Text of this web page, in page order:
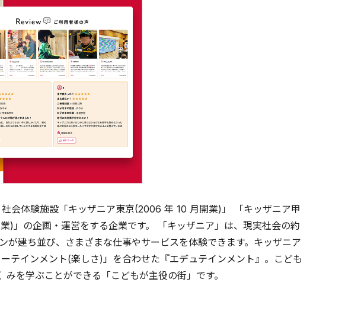
会体験施設「キッザニア東京(2006 年 10 月開業)」 「キッザニア甲
」の企画・運営をする企業です。 「キッザニア」は、現実社会の約
建ち並び、さまざまな仕事やサービスを体験できます。キッザニア
テインメント(楽しさ)」を合わせた『エデュテインメント』。こども
を学ぶことができる「こどもが主役の街」です。